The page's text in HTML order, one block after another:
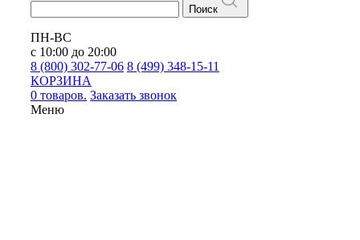
Поиск
ПН-ВС
с 10:00 до 20:00
8 (800) 302-77-06 8 (499) 348-15-11
КОРЗИНА
0 товаров. Заказать звонок
Меню